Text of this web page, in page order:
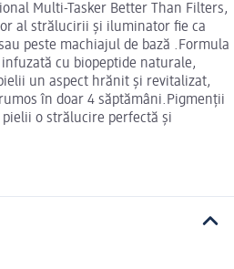
Multi-Tasker Better Than Filters,
al strălucirii și iluminator fie ca
peste machiajul de bază .Formula
cu biopeptide naturale,
un aspect hrănit și revitalizat,
în doar 4 săptămâni.Pigmenții
o strălucire perfectă și